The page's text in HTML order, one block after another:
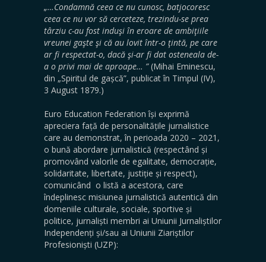
„…Condamnă ceea ce nu cunosc, batjocoresc
ceea ce nu vor să cerceteze, trezindu-se prea
târziu c-au fost induşi în eroare de ambiţiile
vreunei gaşte şi că au lovit într-o ţintă, pe care
ar fi respectat-o, dacă şi-ar fi dat osteneala de-
a o privi mai de aproape… ”(Mihai Eminescu,
din „Spiritul de gașcă”, publicat în Timpul (IV),
3 August 1879.)
Euro Education Federation își exprimă
apreciera față de personalitățile jurnalistice
care au demonstrat, în perioada 2020 – 2021,
o bună abordare jurnalistică (respectând și
promovând valorile de egalitate, democrație,
solidaritate, libertate, justiție și respect),
comunicând o listă a acestora, care
îndeplinesc misiunea jurnalistică autentică din
domeniile culturale, sociale, sportive și
politice, jurnaliști membri ai Uniunii Jurnaliștilor
Independenți și/sau ai Uniunii Ziariștilor
Profesioniști (UZP):